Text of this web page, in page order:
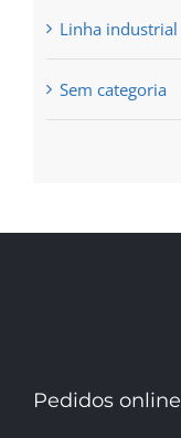
Linha industrial
Sem categoria
Pedidos online